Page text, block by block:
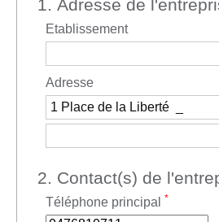
1. Adresse de
Etablissement
Adresse
2. Contact(s) de
Téléphone principal *